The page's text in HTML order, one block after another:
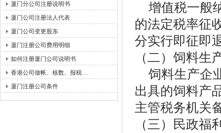
厦门分公司注册说明书
厦门公司注册法人代表
厦门公司变更股东
厦门注册公司费用明细
如何注册厦门公司说明书
香港公司做帐、核数、报税…
厦门注册公司条件
增值税一般
的法定税率征
分实行即征即
（二）饲料生
饲料生产企
出具的饲料产
主管税务机关
（三）民政福